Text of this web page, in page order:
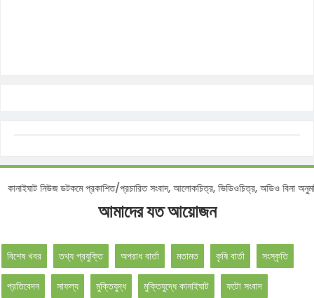
:কানাইঘাট নিউজ ডটকমে প্রকাশিত/প্রচারিত সংবাদ, আলোকচিত্র, ভিডিওচিত্র, অডিও
আমাদের যত আয়োজন
বিশেষ খবর তথ্য প্রযুক্তি অপরাধ বার্তা মতামত কৃষি বার্তা সংস্কৃতি
প্রতিবেদন সাফল্য মুক্তিযুদ্ধ মুক্তিযুদ্ধে কানাইঘাট ফটো সংবাদ